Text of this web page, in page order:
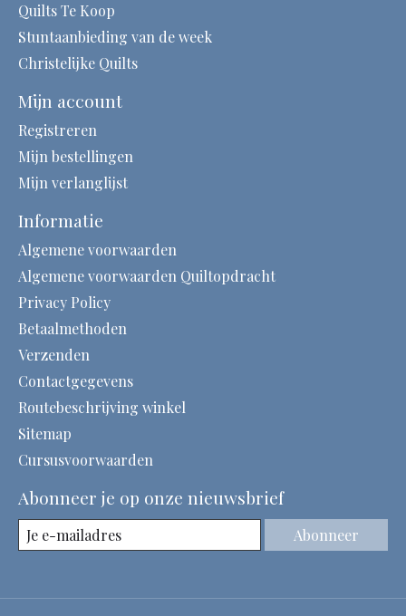
Quilts Te Koop
Stuntaanbieding van de week
Christelijke Quilts
Mijn account
Registreren
Mijn bestellingen
Mijn verlanglijst
Informatie
Algemene voorwaarden
Algemene voorwaarden Quiltopdracht
Privacy Policy
Betaalmethoden
Verzenden
Contactgegevens
Routebeschrijving winkel
Sitemap
Cursusvoorwaarden
Abonneer je op onze nieuwsbrief
Abonneer